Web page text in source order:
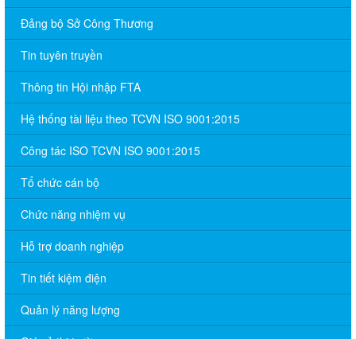
Đảng bộ Sở Công Thương
Tin tuyên truyền
Thông tin Hội nhập FTA
Hệ thống tài liệu theo TCVN ISO 9001:2015
Công tác ISO TCVN ISO 9001:2015
Tổ chức cán bộ
Chức năng nhiệm vụ
Hỗ trợ doanh nghiệp
Tin tiết kiệm điện
Quản lý năng lượng